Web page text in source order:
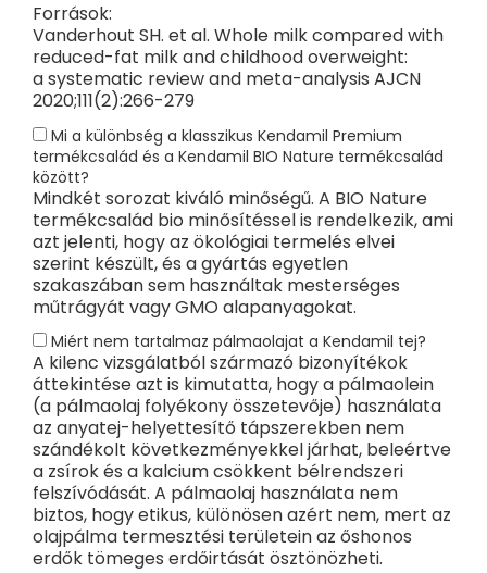
Források:
Vanderhout SH. et al. Whole milk compared with
reduced-fat milk and childhood overweight:
a systematic review and meta-analysis AJCN
2020;111(2):266-279
Mi a különbség a klasszikus Kendamil Premium
termékcsalád és a Kendamil BIO Nature termékcsalád
között?
Mindkét sorozat kiváló minőségű. A BIO Nature
termékcsalád bio minősítéssel is rendelkezik, ami
azt jelenti, hogy az ökológiai termelés elvei
szerint készült, és a gyártás egyetlen
szakaszában sem használtak mesterséges
műtrágyát vagy GMO alapanyagokat.
Miért nem tartalmaz pálmaolajat a Kendamil tej?
A kilenc vizsgálatból származó bizonyítékok
áttekintése azt is kimutatta, hogy a pálmaolein
(a pálmaolaj folyékony összetevője) használata
az anyatej-helyettesítő tápszerekben nem
szándékolt következményekkel járhat, beleértve
a zsírok és a kalcium csökkent bélrendszeri
felszívódását. A pálmaolaj használata nem
biztos, hogy etikus, különösen azért nem, mert az
olajpálma termesztési területein az őshonos
erdők tömeges erdőirtását ösztönözheti.